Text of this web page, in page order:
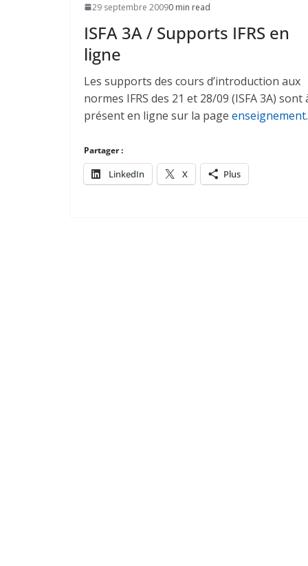
29 septembre 20090 min read
ISFA 3A / Supports IFRS en
ligne
Les supports des cours d’introduction aux
normes IFRS des 21 et 28/09 (ISFA 3A) sont
présent en ligne sur la page enseignement.
Partager :
LinkedIn X Plus